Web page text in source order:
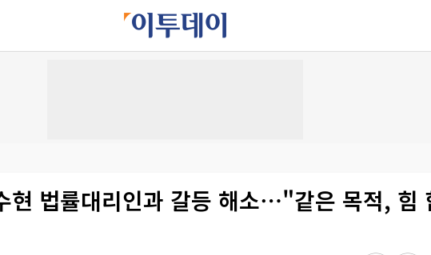
현 법률대리인과 갈등 해소⋯"같은 목적, 힘